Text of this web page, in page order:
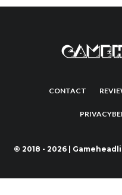
CONTACT
© 2018 - 2026 |